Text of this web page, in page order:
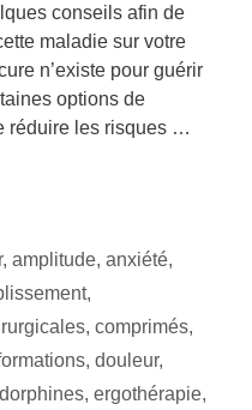
conseils afin de
maladie sur votre
n’existe pour guérir
options de
réduire les risques …
, amplitude, anxiété,
,
, comprimés,
, douleur,
, ergothérapie,